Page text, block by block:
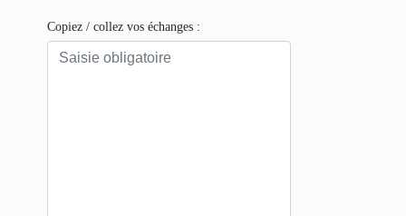
Copiez / collez vos échanges :